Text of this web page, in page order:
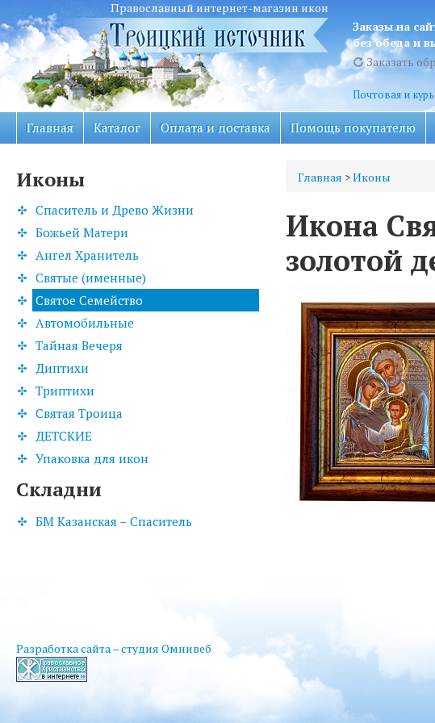
Православный интернет-магазин икон
Заказы на
без обеда и
Заказать
Почтовая и
Главная Каталог Оплата и доставка Помощь покупателю
Иконы
Спаситель и Древо Жизни
Божьей Матери
Ангел Хранитель
Святые (именные)
Святое Семейство
Автомобильные
Тайная Вечеря
Диптихи
Триптихи
Святая Троица
ДЕТСКИЕ
Упаковка для икон
Складни
БМ Казанская – Спаситель
Главная >Иконы
Икона
золотой
Разработка сайта – студия Омнивеб